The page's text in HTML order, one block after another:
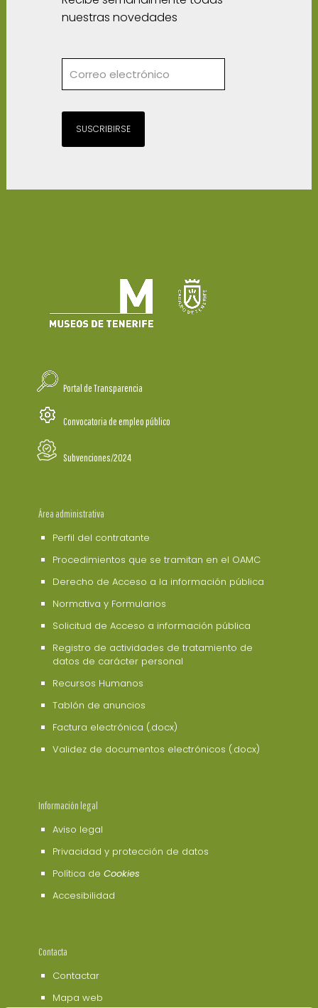
nuestras novedades
SUSCRIBIRSE
Portal de Transparencia
Convocatoria de empleo público
Subvenciones/2024
Área administrativa
Perfil del contratante
Procedimientos que se tramitan en el OAMC
Derecho de Acceso a la información pública
Normativa y Formularios
Solicitud de Acceso a información pública
Registro de actividades de tratamiento de
datos de carácter personal
Recursos Humanos
Tablón de anuncios
Factura electrónica (.docx)
Validez de documentos electrónicos (.docx)
Información legal
Aviso legal
Privacidad y protección de datos
Política de Cookies
Accesibilidad
Contacta
Contactar
Mapa web